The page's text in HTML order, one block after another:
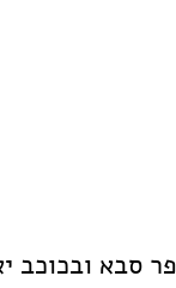
סבא ובכוכב